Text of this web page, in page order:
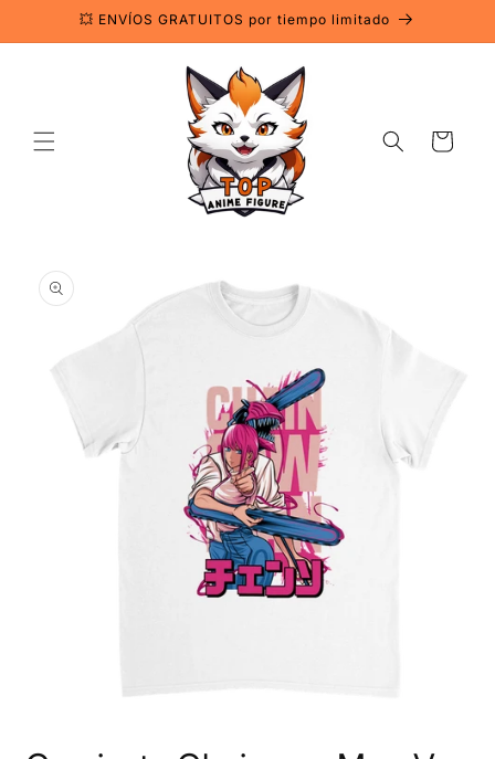
conteúdo
💥 ENVÍOS GRATUITOS por tiempo limitado
Carrinho
informação
do produto